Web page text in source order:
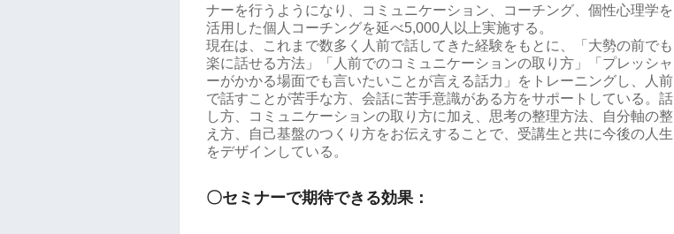
ナーを行うようになり、コミュニケーション、コーチング、個性心理学を
活用した個人コーチングを延べ5,000人以上実施する。
現在は、これまで数多く人前で話してきた経験をもとに、「大勢の前でも
楽に話せる方法」「人前でのコミュニケーションの取り方」「プレッシャ
ーがかかる場面でも言いたいことが言える話力」をトレーニングし、人前
で話すことが苦手な方、会話に苦手意識がある方をサポートしている。話
し方、コミュニケーションの取り方に加え、思考の整理方法、自分軸の整
え方、自己基盤のつくり方をお伝えすることで、受講生と共に今後の人生
をデザインしている。
〇セミナーで期待できる効果：